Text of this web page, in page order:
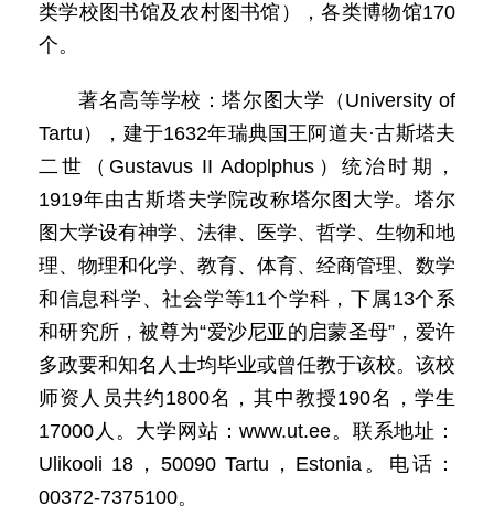
类学校图书馆及农村图书馆），各类博物馆170
个。
著名高等学校：塔尔图大学（University of
Tartu），建于1632年瑞典国王阿道夫·古斯塔夫
二世（Gustavus II Adoplphus）统治时期，
1919年由古斯塔夫学院改称塔尔图大学。塔尔
图大学设有神学、法律、医学、哲学、生物和地
理、物理和化学、教育、体育、经商管理、数学
和信息科学、社会学等11个学科，下属13个系
和研究所，被尊为“爱沙尼亚的启蒙圣母”，爱许
多政要和知名人士均毕业或曾任教于该校。该校
师资人员共约1800名，其中教授190名，学生
17000人。大学网站：www.ut.ee。联系地址：
Ulikooli 18，50090 Tartu，Estonia。电话：
00372-7375100。